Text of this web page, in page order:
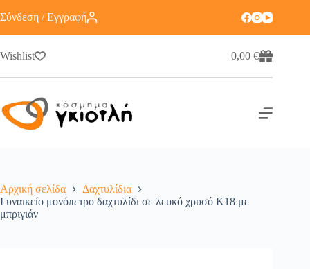
Σύνδεση / Εγγραφή
Wishlist 0,00€
Αρχική σελίδα
Δαχτυλίδια
Γυναικείο μονόπετρο δαχτυλίδι σε λευκό χρυσό Κ18 με
μπριγιάν